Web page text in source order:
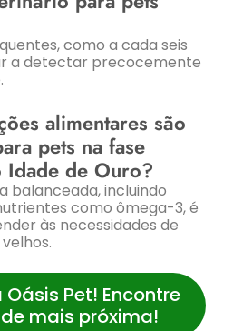
como a cada seis
a detectar precocemente
alimentares são
pets na fase
Idade de Ouro?
balanceada, incluindo
como ômega-3, é
às necessidades de
Pet! Encontre
mais próxima!